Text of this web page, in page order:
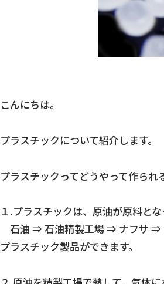
こんにちは。
プラスチックについて紹介します。
プラスチックってどうやって作られ
１.プラスチックは、原油が原料とな
石油 ⇒ 石油精製工場 ⇒ ナフサ ⇒
プラスチック製品ができます。